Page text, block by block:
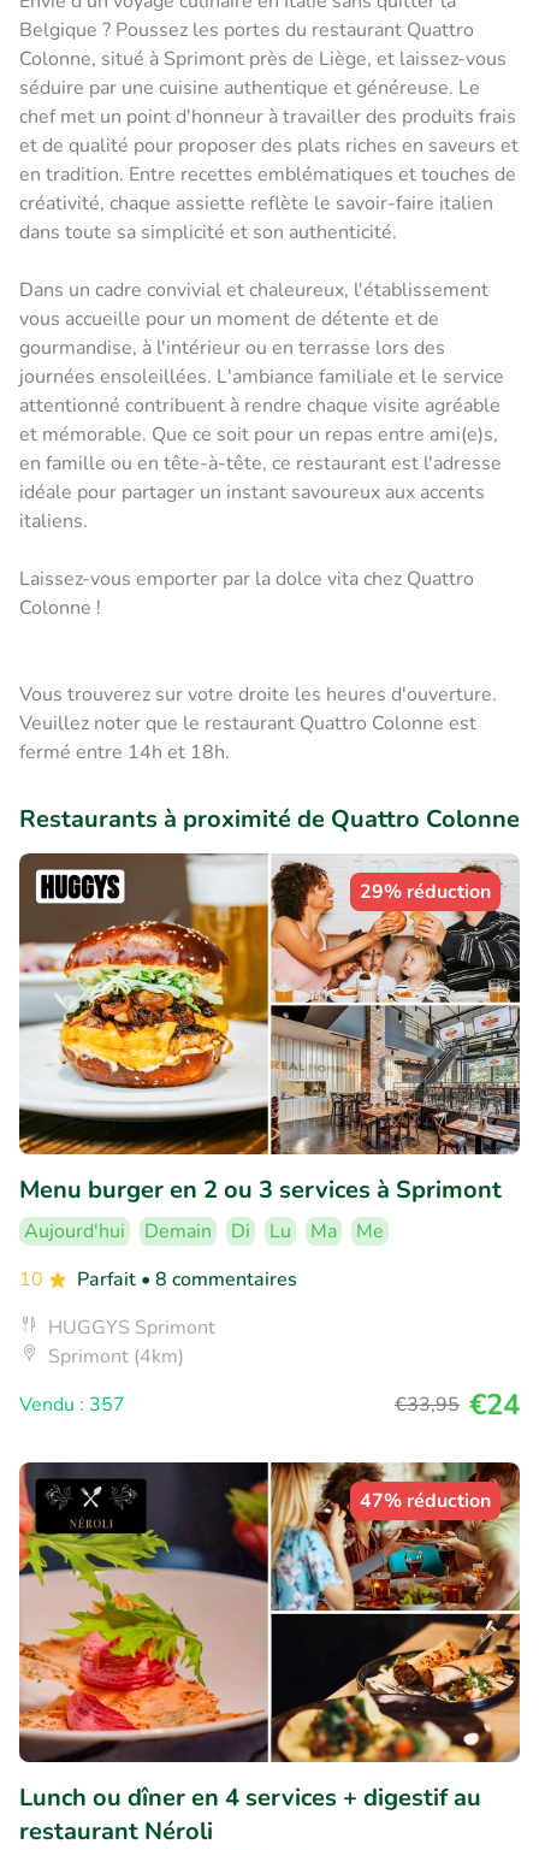
Belgique ? Poussez les portes du restaurant Quattro
Colonne, situé à Sprimont près de Liège, et laissez-vous
séduire par une cuisine authentique et généreuse. Le
chef met un point d'honneur à travailler des produits frais
et de qualité pour proposer des plats riches en saveurs et
en tradition. Entre recettes emblématiques et touches de
créativité, chaque assiette reflète le savoir-faire italien
dans toute sa simplicité et son authenticité.
Dans un cadre convivial et chaleureux, l'établissement
vous accueille pour un moment de détente et de
gourmandise, à l'intérieur ou en terrasse lors des
journées ensoleillées. L'ambiance familiale et le service
attentionné contribuent à rendre chaque visite agréable
et mémorable. Que ce soit pour un repas entre ami(e)s,
en famille ou en tête-à-tête, ce restaurant est l'adresse
idéale pour partager un instant savoureux aux accents
italiens.
Laissez-vous emporter par la dolce vita chez Quattro
Colonne !
Vous trouverez sur votre droite les heures d'ouverture.
Veuillez noter que le restaurant Quattro Colonne est
fermé entre 14h et 18h.
Restaurants à proximité de Quattro Colonne
29% réduction
Menu burger en 2 ou 3 services à Sprimont
Aujourd'hui Demain Di Lu Ma
Me
10
Parfait • 8 commentaires
HUGGYS Sprimont
Sprimont (4km)
Vendu : 357
€33,95 €24
47% réduction
Lunch ou dîner en 4 services + digestif au
restaurant Néroli